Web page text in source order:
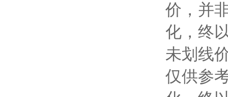
价，并
化，终
未划线
仅供参